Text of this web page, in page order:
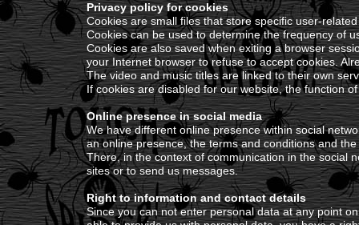
Privacy policy for cookies
Cookies are small files that store specific user-
Cookies can be used to determine the frequency of
Cookies are also saved when exiting a browser
your Internet browser to refuse to accept cookies.
The video and music titles are linked to their own
If cookies are disabled for our website, the function
Online presence in social media
We have different online presence within social
an online presence, the terms and conditions and
There, in the context of communication in the social
sites or to send us messages.
Right to information and contact details
Since you can not enter personal data at any point